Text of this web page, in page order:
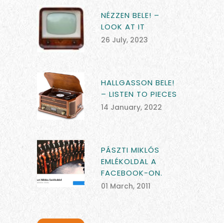
NÉZZEN BELE! –
LOOK AT IT
26 July, 2023
HALLGASSON BELE!
– LISTEN TO PIECES
14 January, 2022
PÁSZTI MIKLÓS
EMLÉKOLDAL A
FACEBOOK-ON.
01 March, 2011